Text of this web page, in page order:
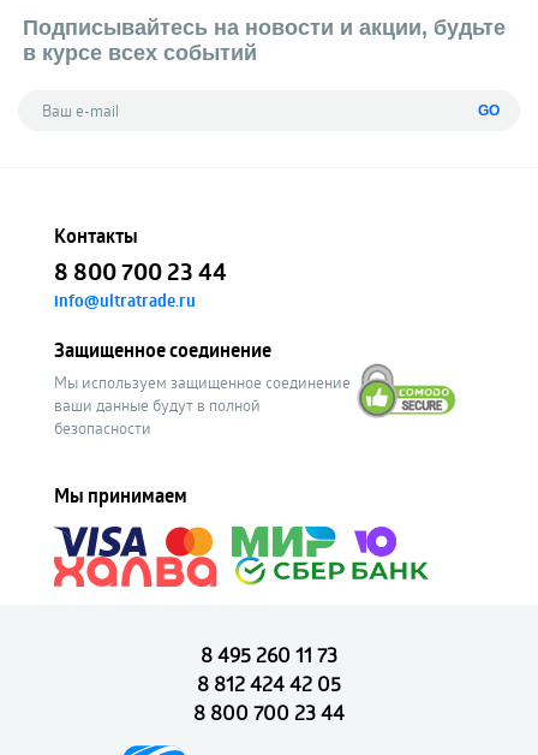
Подписывайтесь на новости и акции, будьте
в курсе всех событий
GO
Контакты
8 800 700 23 44
info@ultratrade.ru
Защищенное соединение
Мы используем защищенное соединение
ваши данные будут в полной
безопасности
Мы принимаем
8 495 260 11 73
8 812 424 42 05
8 800 700 23 44